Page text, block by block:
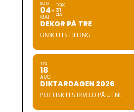
SUN
04
MAI
TORS
31
DES
DEKOR PÅ TRE
UNIK UTSTILLING
TYS
18
AUG
DIKTARDAGEN 2026
POETISK FESTKVELD PÅ UTNE